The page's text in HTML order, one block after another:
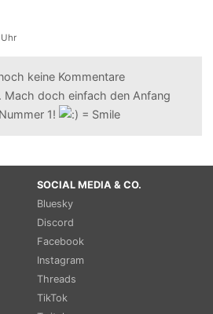
Uhr
keine Kommentare
Mach doch einfach den Anfang
1!
SOCIAL MEDIA & CO.
Bluesky
Discord
Facebook
Instagram
Threads
TikTok